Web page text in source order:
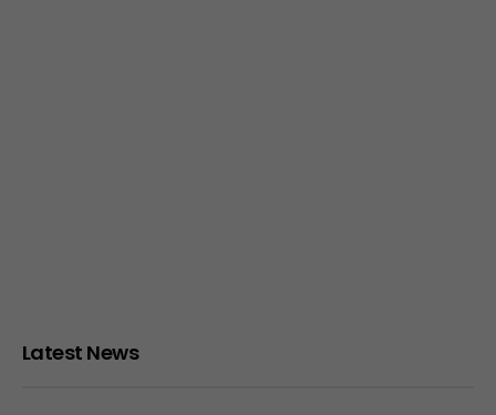
Latest News